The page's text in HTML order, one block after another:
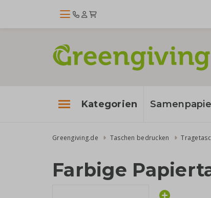
Kategorien
Greengiving.de Taschen bedrucken
Farbige